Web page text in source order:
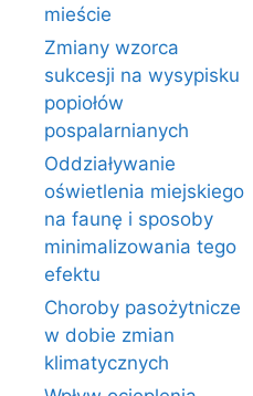
mieście
Zmiany wzorca
sukcesji na wysypisku
popiołów
pospalarnianych
Oddziaływanie
oświetlenia miejskiego
na faunę i sposoby
minimalizowania tego
efektu
Choroby pasożytnicze
w dobie zmian
klimatycznych